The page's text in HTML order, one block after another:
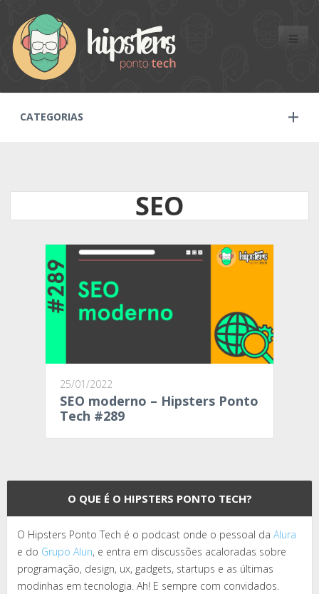
Toggle
CATEGORIAS
SEO
25/01/2022
SEO moderno – Hipsters Ponto
Tech #289
O QUE É O HIPSTERS PONTO TECH?
O Hipsters Ponto Tech é o podcast onde o pessoal da Alura
e do Grupo Alun, e entra em discussões acaloradas sobre
programação, design, ux, gadgets, startups e as últimas
modinhas em tecnologia. Ah! E sempre com convidados.